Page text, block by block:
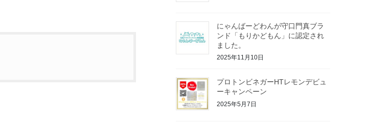
にゃんばーどわんが守口門真ブラ
ンド「もりかどもん」に認定され
ました。
2025年11月10日
プロトンビネガーHTレモンデビュ
ーキャンペーン
2025年5月7日